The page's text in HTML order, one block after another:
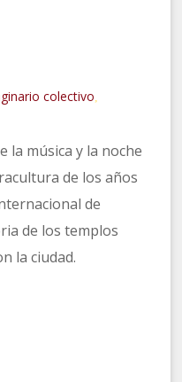
colectivo
la música y la noche
de los años
de
de los templos
la ciudad.